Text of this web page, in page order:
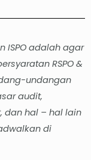
ISPO adalah agar
RSPO &
undangan
audit,
dan hal – hal lain
di